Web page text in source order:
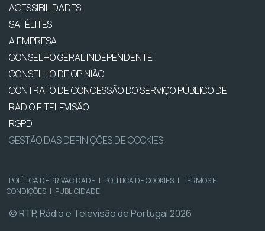
ACESSIBILIDADES
SATÉLITES
A EMPRESA
CONSELHO GERAL INDEPENDENTE
CONSELHO DE OPINIÃO
CONTRATO DE CONCESSÃO DO SERVIÇO PÚBLICO DE
RÁDIO E TELEVISÃO
RGPD
GESTÃO DAS DEFINIÇÕES DE COOKIES
POLÍTICA DE PRIVACIDADE | POLÍTICA DE COOKIES | TERMOS E
CONDIÇÕES | PUBLICIDADE
© RTP, Rádio e Televisão de Portugal 2026